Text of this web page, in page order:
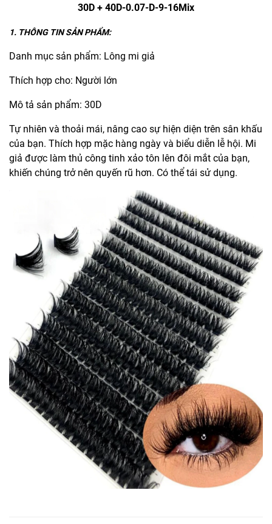
30D + 40D-0.07-D-9-16Mix
1. THÔNG TIN SẢN PHẨM:
Danh mục sản phẩm: Lông mi giả
Thích hợp cho: Người lớn
Mô tả sản phẩm: 30D
Tự nhiên và thoải mái, nâng cao sự hiện diện trên sân khấu
của bạn. Thích hợp mặc hàng ngày và biểu diễn lễ hội. Mi
giả được làm thủ công tinh xảo tôn lên đôi mắt của bạn,
khiến chúng trở nên quyến rũ hơn. Có thể tái sử dụng.